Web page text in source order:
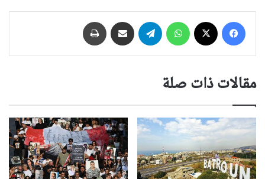
فيسبوك واتساب تيلقرام مشاركة عبر البريد
مقالات ذات صلة